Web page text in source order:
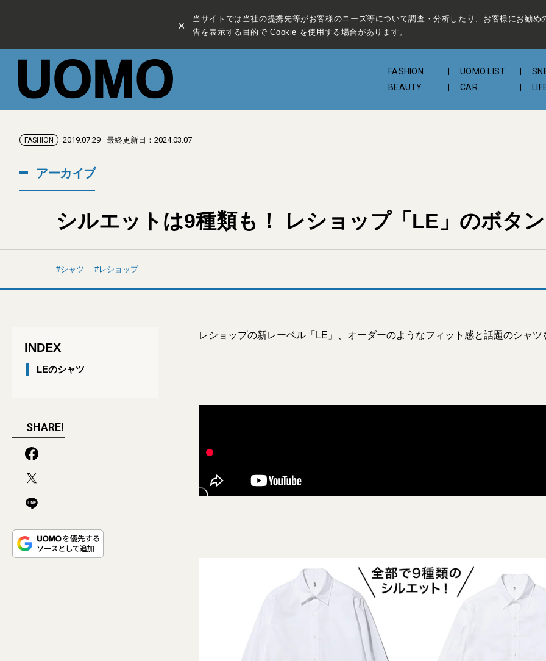
×
当サイトでは当社の提携先等がお客様のニーズ等について調査・分析したり、お客様にお勧め
告を表示する目的で Cookie を使用する場合があります。
FASHION UOMO LIST
BEAUTY
CAR
FASHION 2019.07.29 最終更新日：2024.03.07
アーカイブ
シルエットは9種類も！ レショップ「LE」のボタ
シャツ レショップ
INDEX
LEのシャツ
SHARE!
レショップの新レーベル「LE」、オーダーのようなフィット感と話題のシャツ